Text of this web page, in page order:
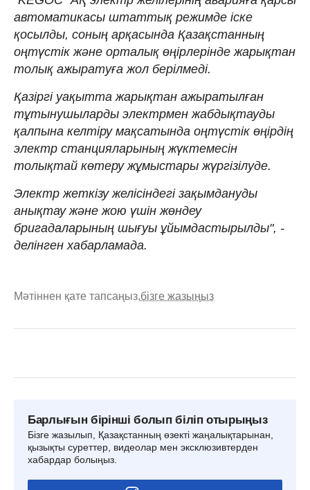
автоматикасы штаттық режимде іске
қосылды, соның арқасында Қазақстанның
оңтүстік және орталық өңірлерінде жарықтан
толық ажыратуға жол берілмеді.
Қазіргі уақытта жарықтан ажыратылған
тұтынушыларды электрмен жабдықтауды
қалпына келтіру мақсатында оңтүстік өңірдің
электр станцияларының жүктемесін
толықтай көтеру жұмыстары жүргізілуде.
Электр жеткізу желісіндегі зақымдануды
анықтау және жою үшін жөндеу
бригадаларының шығуы ұйымдастырылды", -
делінген хабарламада.
Мәтіннен қате тапсаңыз,бізге жазыңыз
Барлығын бірінші болып біліп отырыңыз
Бізге жазылып, Қазақстанның өзекті жаңалықтарынан,
қызықты суреттер, видеолар мен эксклюзивтерден
хабардар болыңыз.